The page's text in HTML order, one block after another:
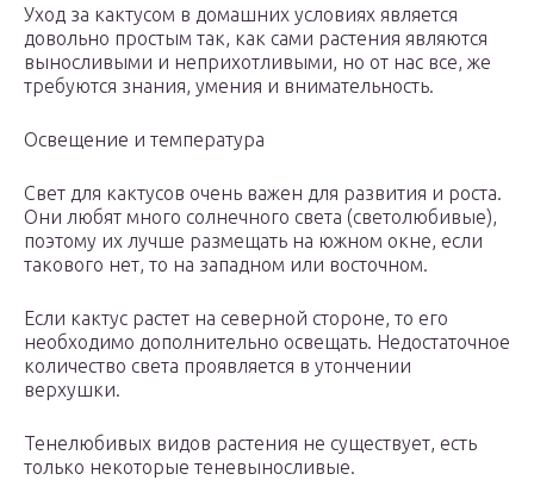
Уход за кактусом в домашних условиях является
довольно простым так, как сами растения являются
выносливыми и неприхотливыми, но от нас все, же
требуются знания, умения и внимательность.
Освещение и температура
Свет для кактусов очень важен для развития и роста.
Они любят много солнечного света (светолюбивые),
поэтому их лучше размещать на южном окне, если
такового нет, то на западном или восточном.
Если кактус растет на северной стороне, то его
необходимо дополнительно освещать. Недостаточное
количество света проявляется в утончении
верхушки.
Тенелюбивых видов растения не существует, есть
только некоторые теневыносливые.